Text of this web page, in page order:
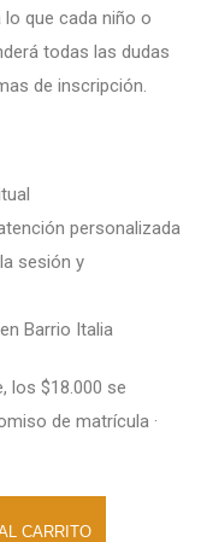
que cada niño o
todas las dudas
de inscripción.
personalizada
sesión y
Barrio Italia
los $18.000 se
de matrícula ·
CARRITO